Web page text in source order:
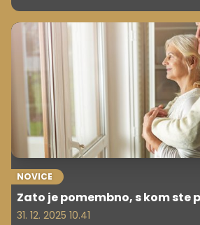
se pogostim napakam, naučite jih
NOVICE
Zato je pomembno, s kom ste
31. 12. 2025 10.41